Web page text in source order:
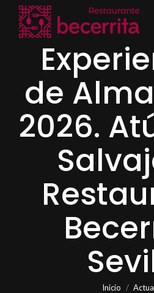
de
2026.
Inicio